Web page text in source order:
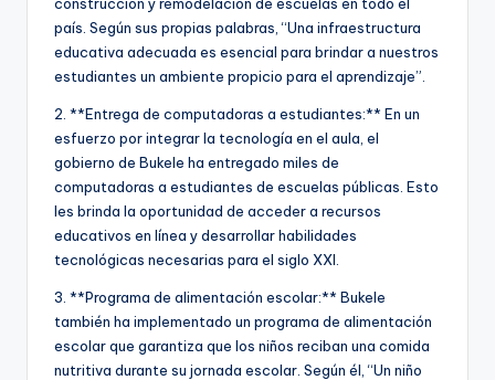
país. Según sus propias palabras, “Una infraestructura
educativa adecuada es esencial para brindar a nuestros
estudiantes un ambiente propicio para el aprendizaje”.
2. **Entrega de computadoras a estudiantes:** En un
esfuerzo por integrar la tecnología en el aula, el
gobierno de Bukele ha entregado miles de
computadoras a estudiantes de escuelas públicas. Esto
les brinda la oportunidad de acceder a recursos
educativos en línea y desarrollar habilidades
tecnológicas necesarias para el siglo XXI.
3. **Programa de alimentación escolar:** Bukele
también ha implementado un programa de alimentación
escolar que garantiza que los niños reciban una comida
nutritiva durante su jornada escolar. Según él, “Un niño